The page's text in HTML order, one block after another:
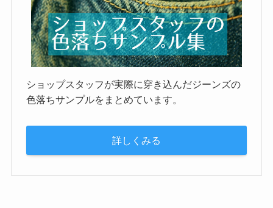
ショップスタッフが実際に穿き込んだジーンズの
色落ちサンプルをまとめています。
詳しくみる